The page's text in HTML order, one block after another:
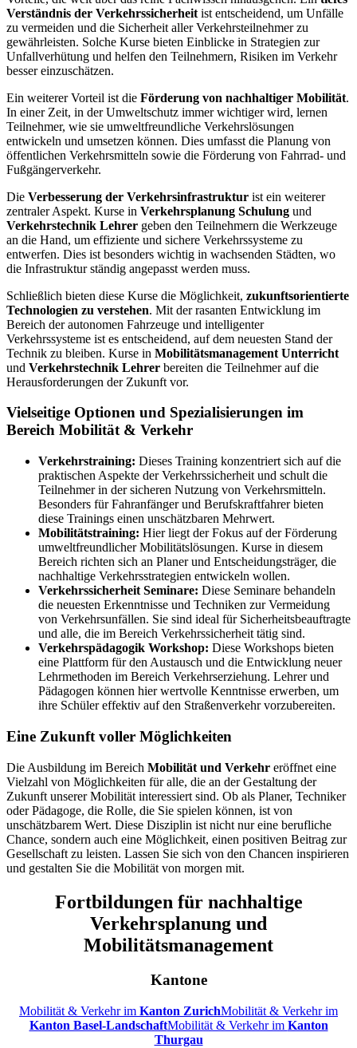
Verständnis der Verkehrssicherheit ist entscheidend, um Unfälle
zu vermeiden und die Sicherheit aller Verkehrsteilnehmer zu
gewährleisten. Solche Kurse bieten Einblicke in Strategien zur
Unfallverhütung und helfen den Teilnehmern, Risiken im Verkehr
besser einzuschätzen.
Ein weiterer Vorteil ist die Förderung von nachhaltiger Mobilität.
In einer Zeit, in der Umweltschutz immer wichtiger wird, lernen
Teilnehmer, wie sie umweltfreundliche Verkehrslösungen
entwickeln und umsetzen können. Dies umfasst die Planung von
öffentlichen Verkehrsmitteln sowie die Förderung von Fahrrad- und
Fußgängerverkehr.
Die Verbesserung der Verkehrsinfrastruktur ist ein weiterer
zentraler Aspekt. Kurse in Verkehrsplanung Schulung und
Verkehrstechnik Lehrer geben den Teilnehmern die Werkzeuge
an die Hand, um effiziente und sichere Verkehrssysteme zu
entwerfen. Dies ist besonders wichtig in wachsenden Städten, wo
die Infrastruktur ständig angepasst werden muss.
Schließlich bieten diese Kurse die Möglichkeit, zukunftsorientierte
Technologien zu verstehen. Mit der rasanten Entwicklung im
Bereich der autonomen Fahrzeuge und intelligenter
Verkehrssysteme ist es entscheidend, auf dem neuesten Stand der
Technik zu bleiben. Kurse in Mobilitätsmanagement Unterricht
und Verkehrstechnik Lehrer bereiten die Teilnehmer auf die
Herausforderungen der Zukunft vor.
Vielseitige Optionen und Spezialisierungen im
Bereich Mobilität & Verkehr
Verkehrstraining: Dieses Training konzentriert sich auf die
praktischen Aspekte der Verkehrssicherheit und schult die
Teilnehmer in der sicheren Nutzung von Verkehrsmitteln.
Besonders für Fahranfänger und Berufskraftfahrer bieten
diese Trainings einen unschätzbaren Mehrwert.
Mobilitätstraining: Hier liegt der Fokus auf der Förderung
umweltfreundlicher Mobilitätslösungen. Kurse in diesem
Bereich richten sich an Planer und Entscheidungsträger, die
nachhaltige Verkehrsstrategien entwickeln wollen.
Verkehrssicherheit Seminare: Diese Seminare behandeln
die neuesten Erkenntnisse und Techniken zur Vermeidung
von Verkehrsunfällen. Sie sind ideal für Sicherheitsbeauftragte
und alle, die im Bereich Verkehrssicherheit tätig sind.
Verkehrspädagogik Workshop: Diese Workshops bieten
eine Plattform für den Austausch und die Entwicklung neuer
Lehrmethoden im Bereich Verkehrserziehung. Lehrer und
Pädagogen können hier wertvolle Kenntnisse erwerben, um
ihre Schüler effektiv auf den Straßenverkehr vorzubereiten.
Eine Zukunft voller Möglichkeiten
Die Ausbildung im Bereich Mobilität und Verkehr eröffnet eine
Vielzahl von Möglichkeiten für alle, die an der Gestaltung der
Zukunft unserer Mobilität interessiert sind. Ob als Planer, Techniker
oder Pädagoge, die Rolle, die Sie spielen können, ist von
unschätzbarem Wert. Diese Disziplin ist nicht nur eine berufliche
Chance, sondern auch eine Möglichkeit, einen positiven Beitrag zur
Gesellschaft zu leisten. Lassen Sie sich von den Chancen inspirieren
und gestalten Sie die Mobilität von morgen mit.
Fortbildungen für nachhaltige
Verkehrsplanung und
Mobilitätsmanagement
Kantone
Mobilität & Verkehr im Kanton ZurichMobilität & Verkehr im
Kanton Basel-LandschaftMobilität & Verkehr im Kanton
Thurgau